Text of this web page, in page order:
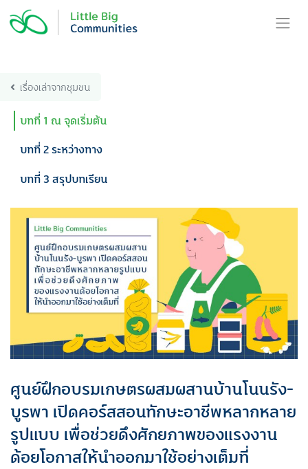
content
เรื่องเล่าจากชุมชน
บทที่ 1 ณ จุดเริ่มต้น
บทที่ 2 ระหว่างทาง
บทที่ 3 สรุปบทเรียน
ศูนย์ฝึกอบรมเกษตรผสมผสานบ้านโนนรัง-
บูรพา เปิดคอร์สสอนทักษะอาชีพหลากหลาย
รูปแบบ เพื่อช่วยดึงศักยภาพของแรงงาน
ด้อยโอกาสให้นำออกมาใช้อย่างเต็มที่